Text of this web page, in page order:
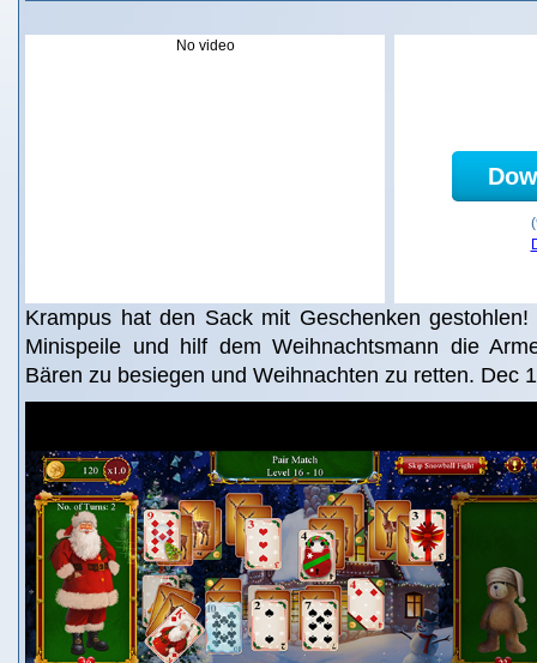
No video
Krampus hat den Sack mit Geschenken
Minispeile und hilf dem Weihnachtsmann die
Bären zu besiegen und Weihnachten zu retten. Dec